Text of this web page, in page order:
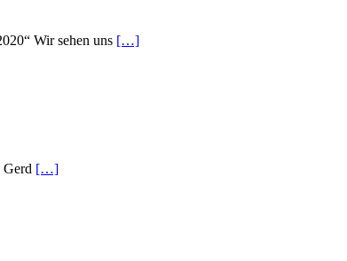
Wir sehen uns […]
Gerd […]